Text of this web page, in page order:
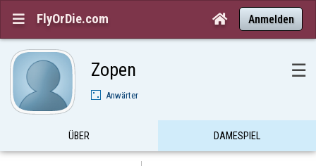
 FlyOrDie.com  Anmelden
Zopen ☰
Anwärter
ÜBER DAMESPIEL